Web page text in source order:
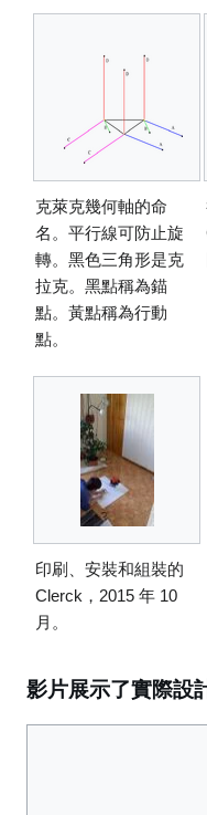
克萊克幾何軸的命
名。平行線可防止旋
轉。黑色三角形是克
拉克。黑點稱為錨
點。黃點稱為行動
點。
印刷、安裝和組裝的
Clerck，2015 年 10
月。
影片展示了實際設